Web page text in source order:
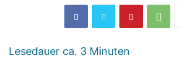
Lesedauer ca. 3 Minuten